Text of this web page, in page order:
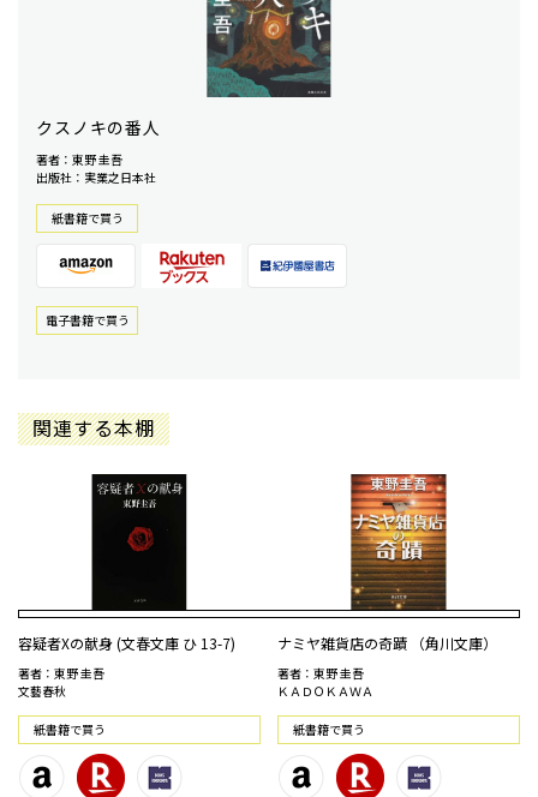
クスノキの番人
著者：東野 圭吾
出版社：実業之日本社
紙書籍で買う
電⼦書籍で買う
関連する本棚
容疑者Xの献身 (文春文庫 ひ 13-7)
著者：東野 圭吾
文藝春秋
紙書籍で買う
ナミヤ雑貨店の奇蹟 （角川文庫）
著者：東野 圭吾
ＫＡＤＯＫＡＷＡ
紙書籍で買う